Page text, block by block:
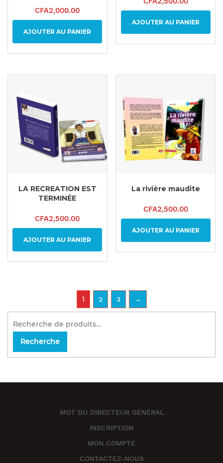
CFA2,000.00
AJOUTER AU PANIER
AJOUTER AU PANIER
LA RECREATION EST
TERMINÉE
CFA2,500.00
AJOUTER AU PANIER
La rivière maudite
CFA2,500.00
AJOUTER AU PANIER
1 2 3 →
Recherche
MOT DU DIRECTEUR GÉNÉRAL
INSCRIPTION
MON COMPTE
CONTACTEZ-NOUS